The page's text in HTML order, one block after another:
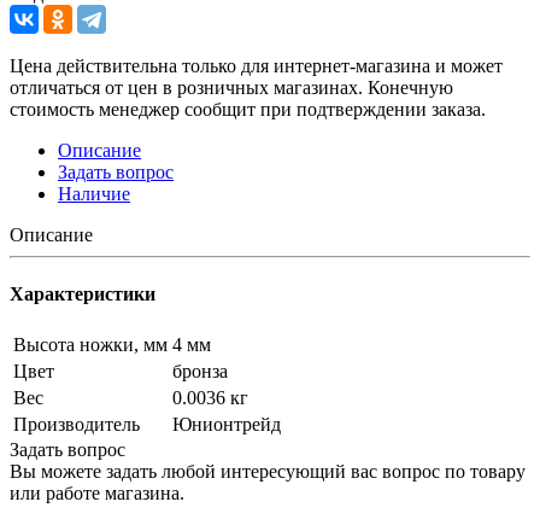
Цена действительна только для интернет-магазина и может
отличаться от цен в розничных магазинах. Конечную
стоимость менеджер сообщит при подтверждении заказа.
Описание
Задать вопрос
Наличие
Описание
Характеристики
Высота ножки, мм 4 мм
Цвет
бронза
Вес
0.0036 кг
Производитель
Юнионтрейд
Задать вопрос
Вы можете задать любой интересующий вас вопрос по товару
или работе магазина.